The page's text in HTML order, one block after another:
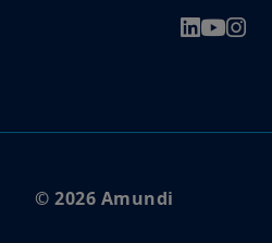
© 2026 Amundi